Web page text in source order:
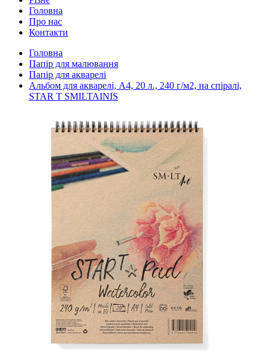
Головна
Про нас
Контакти
Головна
Папір для малювання
Папір для акварелі
Альбом для акварелі, А4, 20 л., 240 г/м2, на спіралі,
STAR T SMILTAINIS